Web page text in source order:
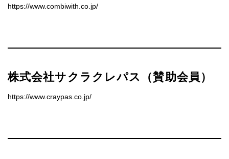
https://www.combiwith.co.jp/
株式会社サクラクレパス（賛助会員）
https://www.craypas.co.jp/